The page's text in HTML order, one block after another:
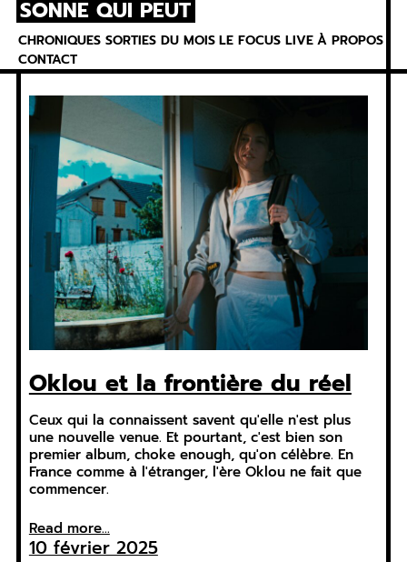
Skip
content
SONNE QUI PEUT
CHRONIQUES SORTIES DU MOIS LE FOCUS LIVE À PROPOS
CONTACT
Oklou et la frontière du réel
Ceux qui la connaissent savent qu'elle n'est plus
une nouvelle venue. Et pourtant, c'est bien son
premier album, choke enough, qu'on célèbre. En
France comme à l'étranger, l'ère Oklou ne fait que
commencer.
Read more...
10 février 2025